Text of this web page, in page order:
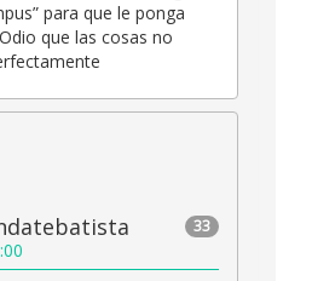
para que le ponga
que las cosas no
33